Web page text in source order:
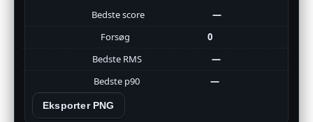
Bedste score
—
Forsøg
0
Bedste RMS
—
Bedste p90
—
Eksporter PNG